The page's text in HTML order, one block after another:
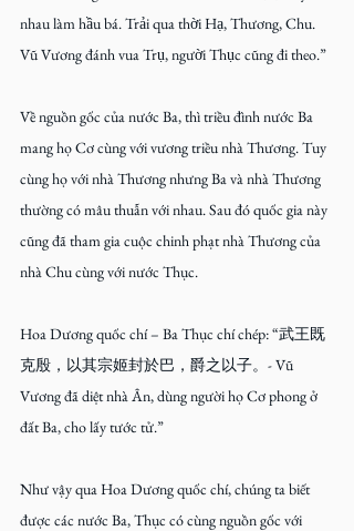
nhau làm hầu bá. Trải qua thời Hạ, Thương, Chu.
Vũ Vương đánh vua Trụ, người Thục cũng đi theo.”
Về nguồn gốc của nước Ba, thì triều đình nước Ba
mang họ Cơ cùng với vương triều nhà Thương. Tuy
cùng họ với nhà Thương nhưng Ba và nhà Thương
thường có mâu thuẫn với nhau. Sau đó quốc gia này
cũng đã tham gia cuộc chinh phạt nhà Thương của
nhà Chu cùng với nước Thục.
Hoa Dương quốc chí – Ba Thục chí chép: “武王既
克殷，以其宗姬封於巴，爵之以子。- Vũ
Vương đã diệt nhà Ân, dùng người họ Cơ phong ở
đất Ba, cho lấy tước tử.”
Như vậy qua Hoa Dương quốc chí, chúng ta biết
được các nước Ba, Thục có cùng nguồn gốc với